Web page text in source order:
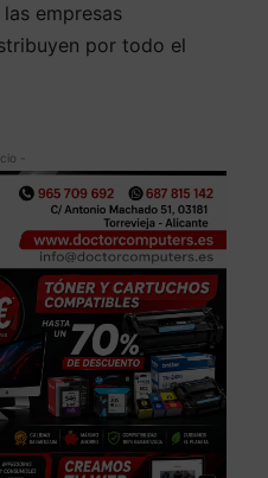
empresas
por todo el
-